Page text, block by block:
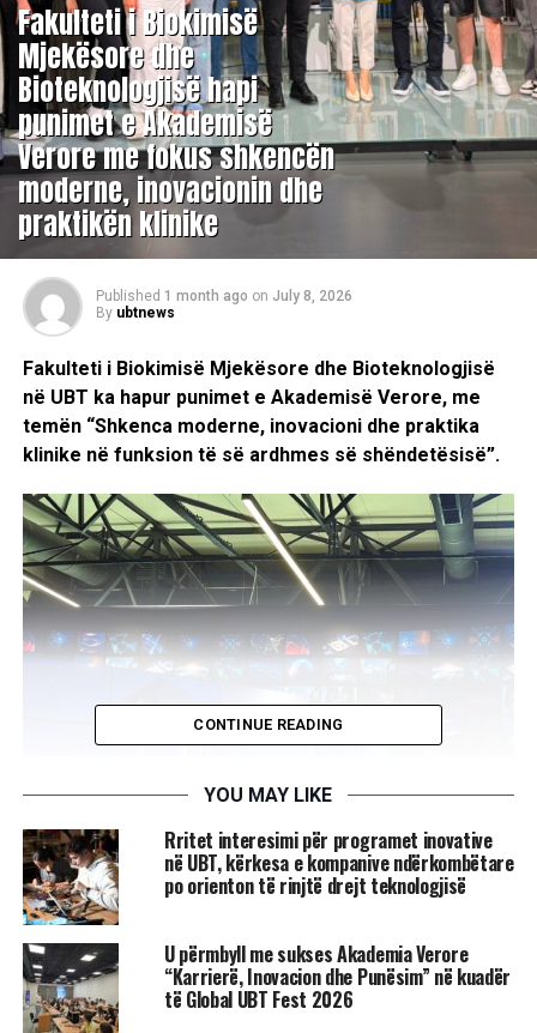
Fakulteti i Biokimisë
Mjekësore dhe
Bioteknologjisë hapi
punimet e Akademisë
Verore me fokus shkencën
moderne, inovacionin dhe
praktikën klinike
Published 1 month ago on July 8, 2026
By ubtnews
Fakulteti i Biokimisë Mjekësore dhe Bioteknologjisë
në UBT ka hapur punimet e Akademisë Verore, me
temën “Shkenca moderne, inovacioni dhe praktika
klinike në funksion të së ardhmes së shëndetësisë”.
Në hapje të këtij aktiviteti, dekani i Fakultetit, Prof. Dr.
CONTINUE READING
YOU MAY LIKE
Rritet interesimi për programet inovative
në UBT, kërkesa e kompanive ndërkombëtare
po orienton të rinjtë drejt teknologjisë
U përmbyll me sukses Akademia Verore
“Karrierë, Inovacion dhe Punësim” në kuadër
të Global UBT Fest 2026